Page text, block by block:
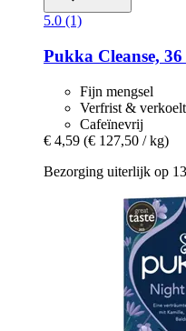
5.0 (1)
Pukka Cleanse, 36
Fijn mengsel
Verfrist & verkoelt
Cafeïnevrij
€ 4,59 (€ 127,50 / kg)
Bezorging uiterlijk op